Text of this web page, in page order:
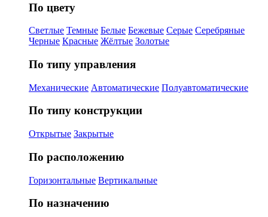
По цвету
Светлые Темные Белые Бежевые Серые Серебряные
Черные Красные Жёлтые Золотые
По типу управления
Механические Автоматические Полуавтоматические
По типу конструкции
Открытые Закрытые
По расположению
Горизонтальные Вертикальные
По назначению